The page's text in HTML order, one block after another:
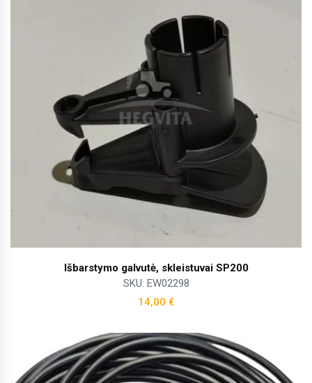
Išbarstymo galvutė, skleistuvai SP200
SKU: EW02298
14,00 €